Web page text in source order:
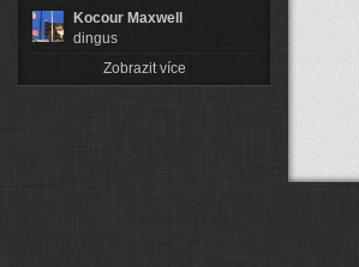
Kocour Maxwell
dingus
Zobrazit více